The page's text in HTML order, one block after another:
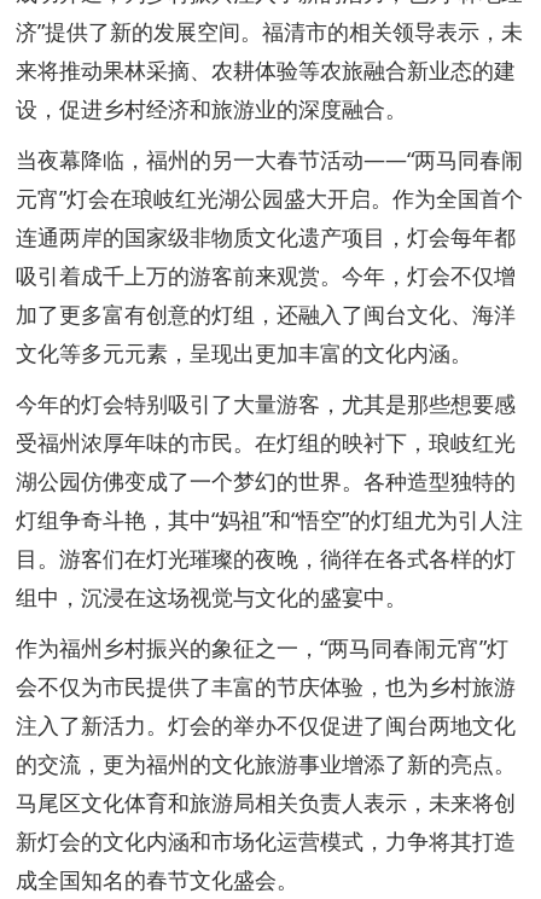
济”提供了新的发展空间。福清市的相关领导表示，未
来将推动果林采摘、农耕体验等农旅融合新业态的建
设，促进乡村经济和旅游业的深度融合。
当夜幕降临，福州的另一大春节活动——“两马同春闹
元宵”灯会在琅岐红光湖公园盛大开启。作为全国首个
连通两岸的国家级非物质文化遗产项目，灯会每年都
吸引着成千上万的游客前来观赏。今年，灯会不仅增
加了更多富有创意的灯组，还融入了闽台文化、海洋
文化等多元元素，呈现出更加丰富的文化内涵。
今年的灯会特别吸引了大量游客，尤其是那些想要感
受福州浓厚年味的市民。在灯组的映衬下，琅岐红光
湖公园仿佛变成了一个梦幻的世界。各种造型独特的
灯组争奇斗艳，其中“妈祖”和“悟空”的灯组尤为引人注
目。游客们在灯光璀璨的夜晚，徜徉在各式各样的灯
组中，沉浸在这场视觉与文化的盛宴中。
作为福州乡村振兴的象征之一，“两马同春闹元宵”灯
会不仅为市民提供了丰富的节庆体验，也为乡村旅游
注入了新活力。灯会的举办不仅促进了闽台两地文化
的交流，更为福州的文化旅游事业增添了新的亮点。
马尾区文化体育和旅游局相关负责人表示，未来将创
新灯会的文化内涵和市场化运营模式，力争将其打造
成全国知名的春节文化盛会。